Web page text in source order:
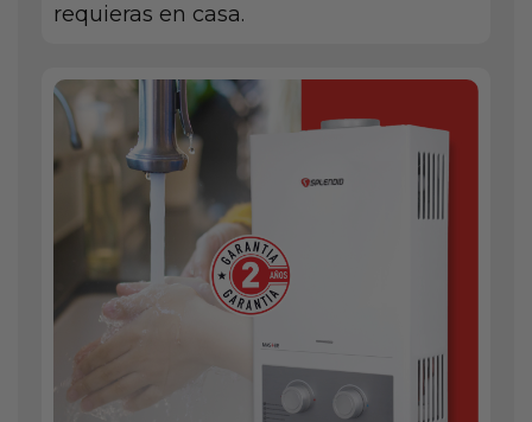
requieras en casa.